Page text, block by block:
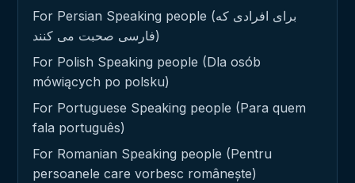
For Persian Speaking people (برای افرادی که
فارسی صحبت می کنند)
For Polish Speaking people (Dla osób
mówiących po polsku)
For Portuguese Speaking people (Para quem
fala português)
For Romanian Speaking people (Pentru
persoanele care vorbesc românește)